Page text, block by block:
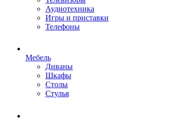
Аудиотехника
Игры и приставки
Телефоны
Мебель
Диваны
Шкафы
Столы
Стулья